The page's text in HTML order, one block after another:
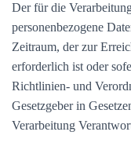
Der für die
personenbezogene
Zeitraum, der zur
erforderlich ist oder
Richtlinien- und
Gesetzgeber in
Verarbeitung